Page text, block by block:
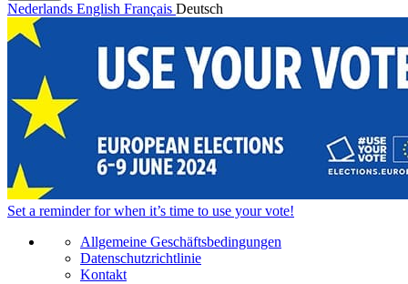
Nederlands English Français Deutsch
Set a reminderfor when it’s time to use your vote!
Allgemeine Geschäftsbedingungen
Datenschutzrichtlinie
Kontakt